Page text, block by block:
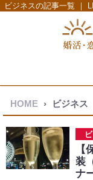
ビジネスの記事一覧 ｜
HOME › ビジネス
装
ナ